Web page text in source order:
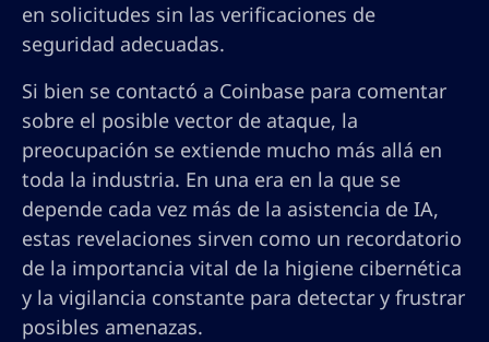
en solicitudes sin las verificaciones de
seguridad adecuadas.
Si bien se contactó a Coinbase para comentar
sobre el posible vector de ataque, la
preocupación se extiende mucho más allá en
toda la industria. En una era en la que se
depende cada vez más de la asistencia de IA,
estas revelaciones sirven como un recordatorio
de la importancia vital de la higiene cibernética
y la vigilancia constante para detectar y frustrar
posibles amenazas.